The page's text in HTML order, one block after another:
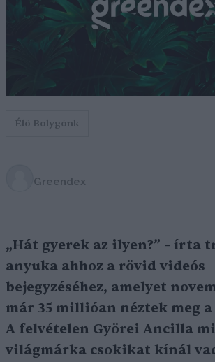
Élő Bolygónk
Greendex
„Hát gyerek az ilyen?” – írta
anyuka ahhoz a rövid videós
bejegyzéséhez, amelyet
már 35 millióan néztek meg
A felvételen Györei Ancilla
világmárka csokikat kínál